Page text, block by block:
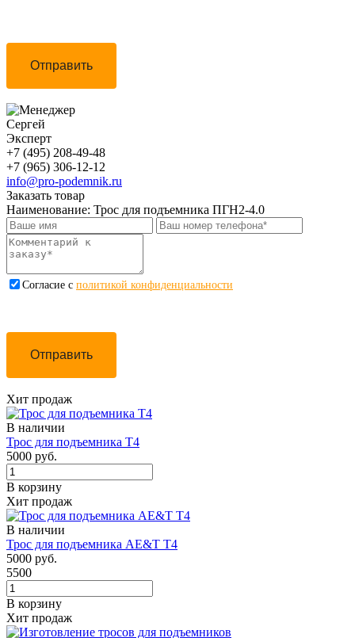
Отправить
Сергей
Эксперт
+7 (495) 208-49-48
+7 (965) 306-12-12
info@pro-podemnik.ru
Заказать товар
Наименование: Трос для подъемника ПГН2-4.0
Cогласие с политикой конфиденциальности
Отправить
Хит продаж
В наличии
Трос для подъемника Т4
5000 руб.
В корзину
Хит продаж
В наличии
Трос для подъемника AE&T Т4
5000 руб.
5500
В корзину
Хит продаж